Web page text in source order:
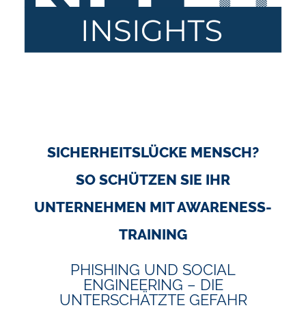
SICHERHEITSLÜCKE MENSCH?
SO SCHÜTZEN SIE IHR
UNTERNEHMEN MIT AWARENESS-
TRAINING
PHISHING UND SOCIAL
ENGINEERING – DIE
UNTERSCHÄTZTE GEFAHR